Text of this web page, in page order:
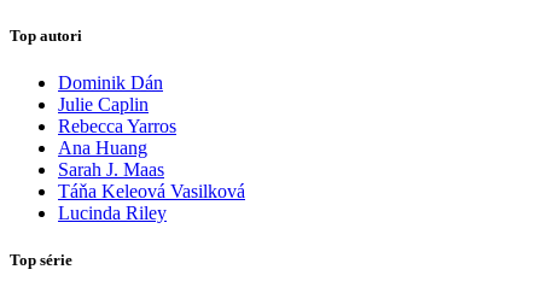
Top autori
Dominik Dán
Julie Caplin
Rebecca Yarros
Ana Huang
Sarah J. Maas
Táňa Keleová Vasilková
Lucinda Riley
Top série